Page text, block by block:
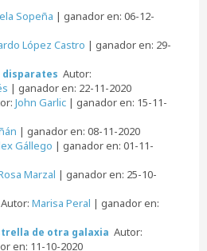
Sopeña | ganador en: 06-12-
López Castro | ganador en: 29-
disparates Autor:
| ganador en: 22-11-2020
John Garlic | ganador en: 15-11-
| ganador en: 08-11-2020
Gállego | ganador en: 01-11-
Marzal | ganador en: 25-10-
Autor: Marisa Peral | ganador en:
de otra galaxia Autor:
en: 11-10-2020